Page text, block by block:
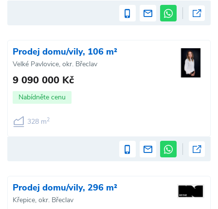
Prodej domu/vily, 106 m²
Velké Pavlovice, okr. Břeclav
9 090 000 Kč
Nabídněte cenu
328 m2
Prodej domu/vily, 296 m²
Křepice, okr. Břeclav